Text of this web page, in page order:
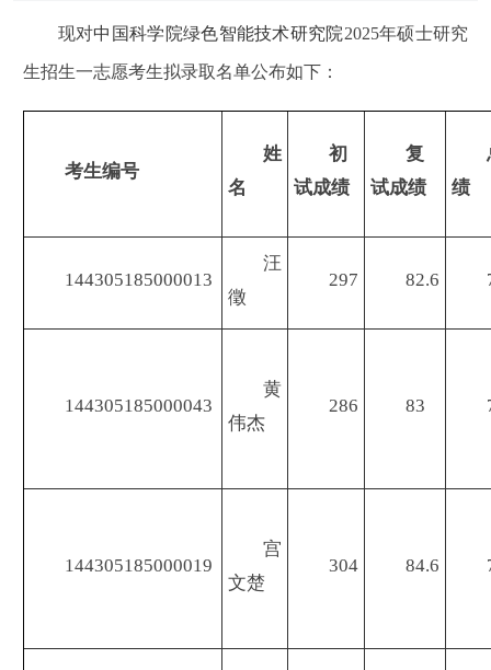
现对中国科学院绿色智能技术研究院2025年硕士研究
生招生一志愿考生拟录取名单公布如下：
考生编号
姓
名
初
试成绩
复
试成绩
绩
144305185000013
汪
徵
297 82.6
144305185000043
黄
伟杰
286 83
144305185000019
宫
文楚
304 84.6